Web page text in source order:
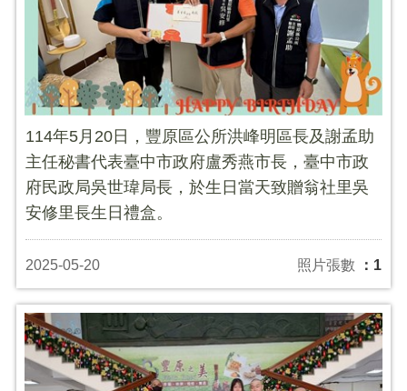
114年5月20日，豐原區公所洪峰明區長及謝孟助
主任秘書代表臺中市政府盧秀燕市長，臺中市政
府民政局吳世瑋局長，於生日當天致贈翁社里吳
安修里長生日禮盒。
2025-05-20 照片張數 ：1